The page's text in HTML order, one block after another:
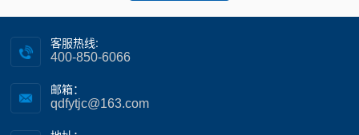
客服热线:
400-850-6066
邮箱：
qdfytjc@163.com